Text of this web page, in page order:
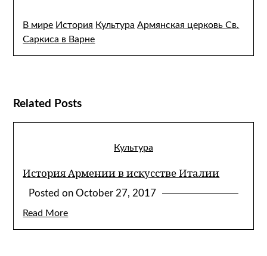
В мире История Культура Армянская церковь Св.
Саркиса в Варне
Related Posts
Культура
История Армении в искусстве Италии
Posted onOctober 27, 2017
Read More